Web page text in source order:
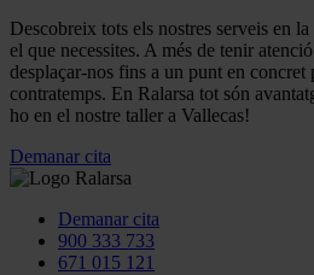
Descobreix tots els nostres serveis en
el que necessites. A més de tenir
desplaçar-nos fins a un punt en concret
contratemps. En Ralarsa tot són
ho en el nostre taller a Vallecas!
Demanar cita
Demanar cita
900 333 733
671 015 121